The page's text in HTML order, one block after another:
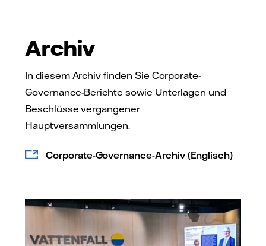
Archiv
In diesem Archiv finden Sie Corporate-
Governance-Berichte sowie Unterlagen und
Beschlüsse vergangener
Hauptversammlungen.
Corporate-Governance-Archiv (Englisch)